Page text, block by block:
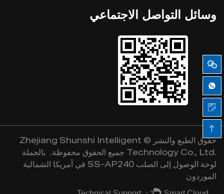
وسائل التواصل الاجتماعي
حقوق الطبع والنشر © Zhejiang Shunshi Intelligent
Technology Co., Ltd.
جميع الحقوق محفوظة.
بالجملة
لوحة الوصول إلى الصلب SS-AP240 في أمريكا الشمالية
الموردون